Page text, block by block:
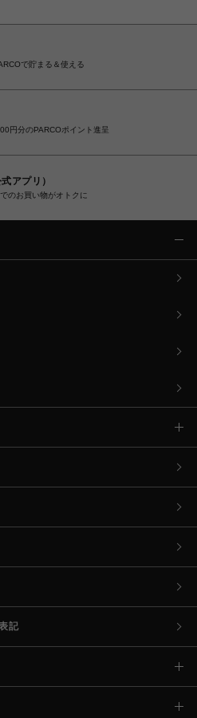
で貯まる＆使える
円分のPARCOポイント進呈
アプリ）
のお買い物がオトクに
記